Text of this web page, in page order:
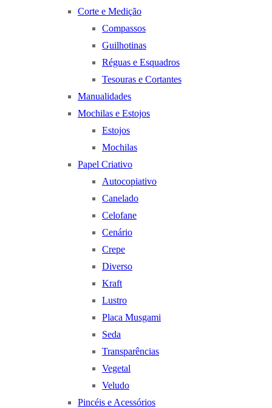
Corte e Medição
Compassos
Guilhotinas
Réguas e Esquadros
Tesouras e Cortantes
Manualidades
Mochilas e Estojos
Estojos
Mochilas
Papel Criativo
Autocopiativo
Canelado
Celofane
Cenário
Crepe
Diverso
Kraft
Lustro
Placa Musgami
Seda
Transparências
Vegetal
Veludo
Pincéis e Acessórios